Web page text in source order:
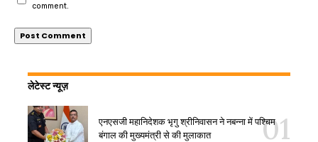
comment.
लेटेस्ट न्यूज़
एनएसजी महानिदेशक भृगु श्रीनिवासन ने नबन्ना में पश्चिम
बंगाल की मुख्यमंत्री से की मुलाकात